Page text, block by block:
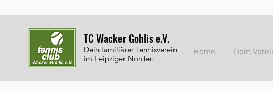
TC Wacker Gohlis e.V.
Dein familiärer Tennisverein
im Leipziger Norden
Home Dein